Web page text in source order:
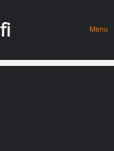
Menu